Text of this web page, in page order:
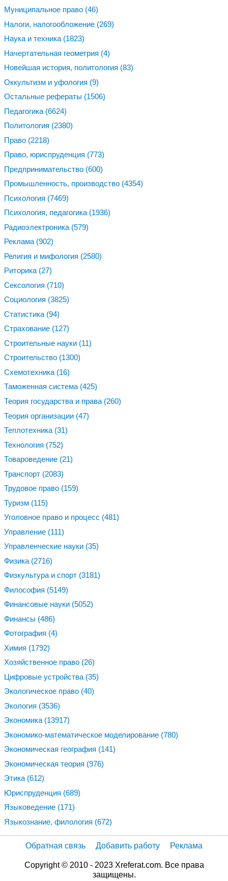
Муниципальное право (46)
Налоги, налогообложение (269)
Наука и техника (1823)
Начертательная геометрия (4)
Новейшая история, политология (83)
Оккультизм и уфология (9)
Остальные рефераты (1506)
Педагогика (6624)
Политология (2380)
Право (2218)
Право, юриспруденция (773)
Предпринимательство (600)
Промышленность, производство (4354)
Психология (7469)
Психология, педагогика (1936)
Радиоэлектроника (579)
Реклама (902)
Религия и мифология (2580)
Риторика (27)
Сексология (710)
Социология (3825)
Статистика (94)
Страхование (127)
Строительные науки (11)
Строительство (1300)
Схемотехника (16)
Таможенная система (425)
Теория государства и права (260)
Теория организации (47)
Теплотехника (31)
Технология (752)
Товароведение (21)
Транспорт (2083)
Трудовое право (159)
Туризм (115)
Уголовное право и процесс (481)
Управление (111)
Управленческие науки (35)
Физика (2716)
Физкультура и спорт (3181)
Философия (5149)
Финансовые науки (5052)
Финансы (486)
Фотография (4)
Химия (1792)
Хозяйственное право (26)
Цифровые устройства (35)
Экологическое право (40)
Экология (3536)
Экономика (13917)
Экономико-математическое моделирование (780)
Экономическая география (141)
Экономическая теория (976)
Этика (612)
Юриспруденция (689)
Языковедение (171)
Языкознание, филология (672)
Обратная связь Добавить работу Реклама
Copyright © 2010 - 2023 Xreferat.com. Все права
защищены.